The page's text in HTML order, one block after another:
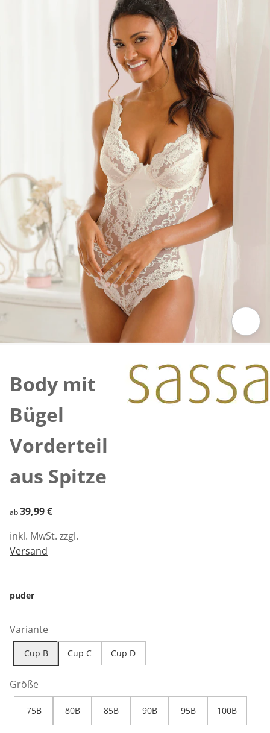
Body mit
Bügel
Vorderteil
aus Spitze
39,99 €
ab39,99 €
inkl. MwSt. zzgl.
Versand
puder
Variante
Cup B Cup C Cup D
Größe
75B 80B 85B 90B 95B 100B